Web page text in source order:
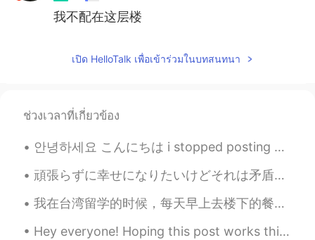
我不配在这层楼
เปิด HelloTalk เพื่อเข้าร่วมในบทสนทนา
ช่วงเวลาที่เกี่ยวข้อง
안녕하세요 こんにちは i stopped posting my music here but now i’m going to continue because some people lik...
頑張らずに幸せになりたいけどそれは矛盾語法やんな。私の人生で山と谷もあり、気をつけないなら全部消えると思う。 この季節で友達とゆっくり話したり、美味しい食べ物を食べたり、ゲームしたするのは素敵...
我在台湾留学的时候，每天早上去楼下的餐厅吃早饭。这个小伙子是餐厅老板的儿子，每天都陪父母帮帮忙，收拾餐具，擦擦桌子。有外国人会讲中文，他觉得很奇葩。他每天都陪我吃早餐，我天天也教他几个英语单词。...
Hey everyone! Hoping this post works this time too! Just thought I would quick share a few pictu...